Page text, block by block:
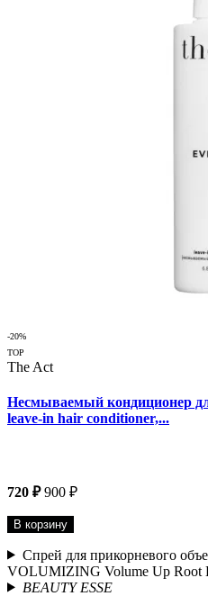
-20%
TOP
The Act
Несмываемый кондиционер
leave-in hair conditioner,...
720 ₽ 900 ₽
В корзину
Спрей для прикорневого
VOLUMIZING Volume Up Root
BEAUTY ESSE